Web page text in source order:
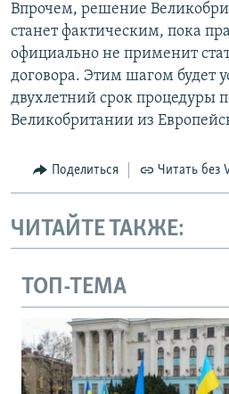
Впрочем, решение
станет фактическим, пока
официально не применит
договора. Этим шагом будет
двухлетний срок процедуры
Великобритании из
Поделиться Читать без
ЧИТАЙТЕ ТАКЖЕ:
ТОП-ТЕМА